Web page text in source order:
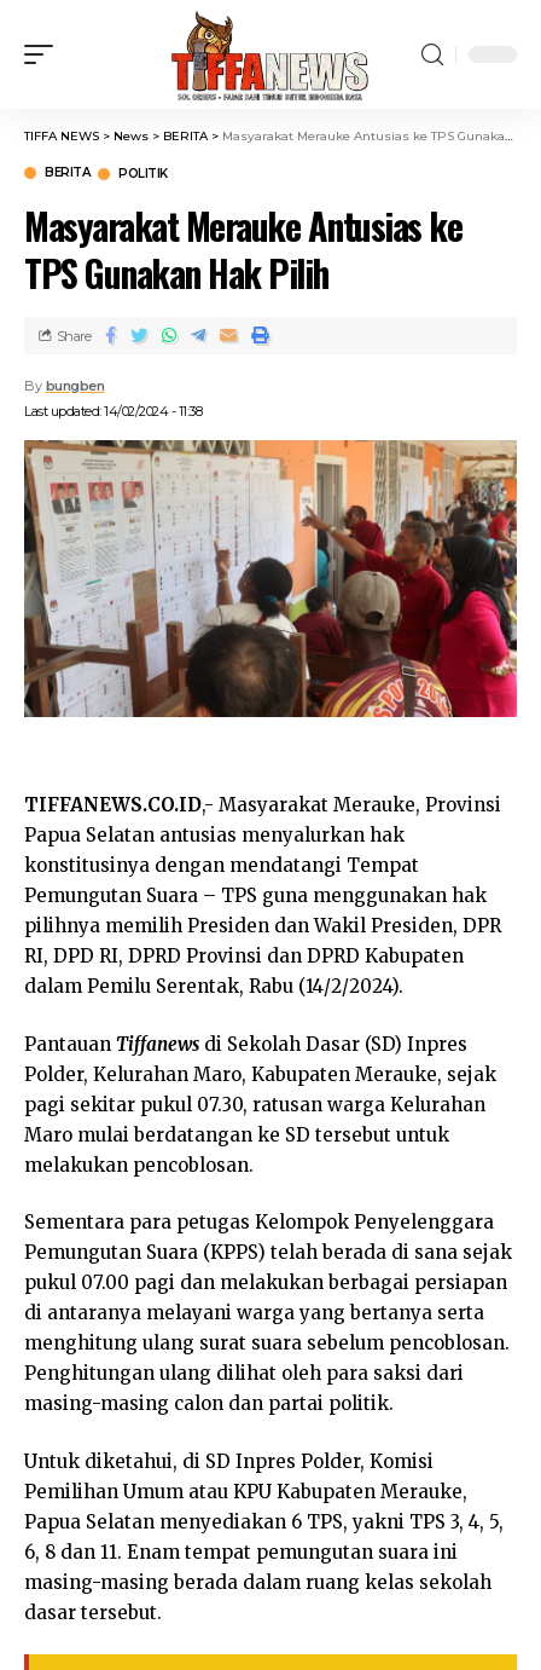
TIFFA NEWS > News > BERITA> Masyarakat Merauke Antusias ke TPS Gunakan Hak Pilih
BERITA POLITIK
Masyarakat Merauke Antusias ke
TPS Gunakan Hak Pilih
Last updated: 14/02/2024 - 11:38
By bungben
Share
TIFFANEWS.CO.ID,- Masyarakat Merauke, Provinsi
Papua Selatan antusias menyalurkan hak
konstitusinya dengan mendatangi Tempat
Pemungutan Suara – TPS guna menggunakan hak
pilihnya memilih Presiden dan Wakil Presiden, DPR
RI, DPD RI, DPRD Provinsi dan DPRD Kabupaten
dalam Pemilu Serentak, Rabu (14/2/2024).
Pantauan Tiffanews di Sekolah Dasar (SD) Inpres
Polder, Kelurahan Maro, Kabupaten Merauke, sejak
pagi sekitar pukul 07.30, ratusan warga Kelurahan
Maro mulai berdatangan ke SD tersebut untuk
melakukan pencoblosan.
Sementara para petugas Kelompok Penyelenggara
Pemungutan Suara (KPPS) telah berada di sana sejak
pukul 07.00 pagi dan melakukan berbagai persiapan
di antaranya melayani warga yang bertanya serta
menghitung ulang surat suara sebelum pencoblosan.
Penghitungan ulang dilihat oleh para saksi dari
masing-masing calon dan partai politik.
Untuk diketahui, di SD Inpres Polder, Komisi
Pemilihan Umum atau KPU Kabupaten Merauke,
Papua Selatan menyediakan 6 TPS, yakni TPS 3, 4, 5,
6, 8 dan 11. Enam tempat pemungutan suara ini
masing-masing berada dalam ruang kelas sekolah
dasar tersebut.